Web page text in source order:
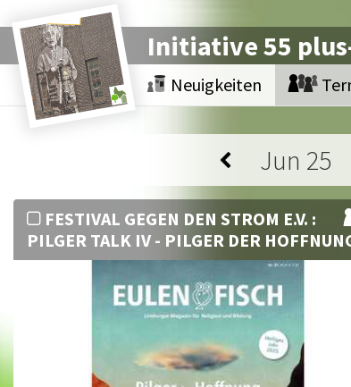
Initiative 55
Neuigkeiten
Jun 25
FESTIVAL GEGEN DEN STROM E.V. :
PILGER TALK IV - PILGER DER